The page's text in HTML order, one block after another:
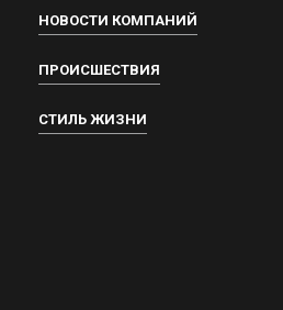
НОВОСТИ КОМПАНИЙ
ПРОИСШЕСТВИЯ
СТИЛЬ ЖИЗНИ